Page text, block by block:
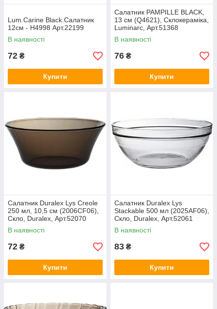
Lum.Carine Black.Салатник
12см - H4998 Арт.22199
В наявності
72 ₴
Купити
Салатник PAMPILLE BLACK,
13 см (Q4621), Склокераміка,
Luminarc, Арт.51368
В наявності
76 ₴
Купити
Салатник Duralex Lys Creole
250 мл, 10,5 см (2006CF06),
Скло, Duralex, Арт.52070
В наявності
72 ₴
Купити
Салатник Duralex Lys
Stackable 500 мл (2025AF06),
Скло, Duralex, Арт.52061
В наявності
83 ₴
Купити